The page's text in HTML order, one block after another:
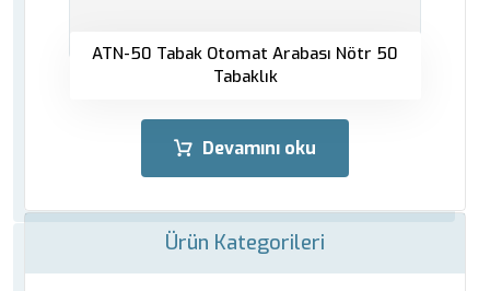
ATN-50 Tabak Otomat Arabası Nötr 50
Tabaklık
Devamını oku
Ürün Kategorileri